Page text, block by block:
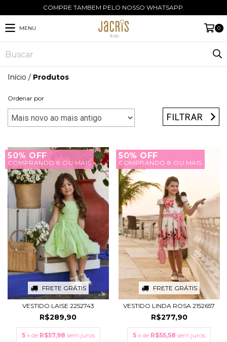
COMPRE TAMBEM PELO NOSSO WHATSAPP.
MENU 0
Início / Produtos
Ordenar por
FILTRAR
50% OFF
COMPRANDO 8 OU MAIS
FRETE GRÁTIS
VESTIDO LAISE 2252743
R$289,90
5 x de R$57,98 sem juros
50% OFF
COMPRANDO 8 OU MAIS
FRETE GRÁTIS
VESTIDO LINDA ROSA 2152657
R$277,90
5 x de R$55,58 sem juros